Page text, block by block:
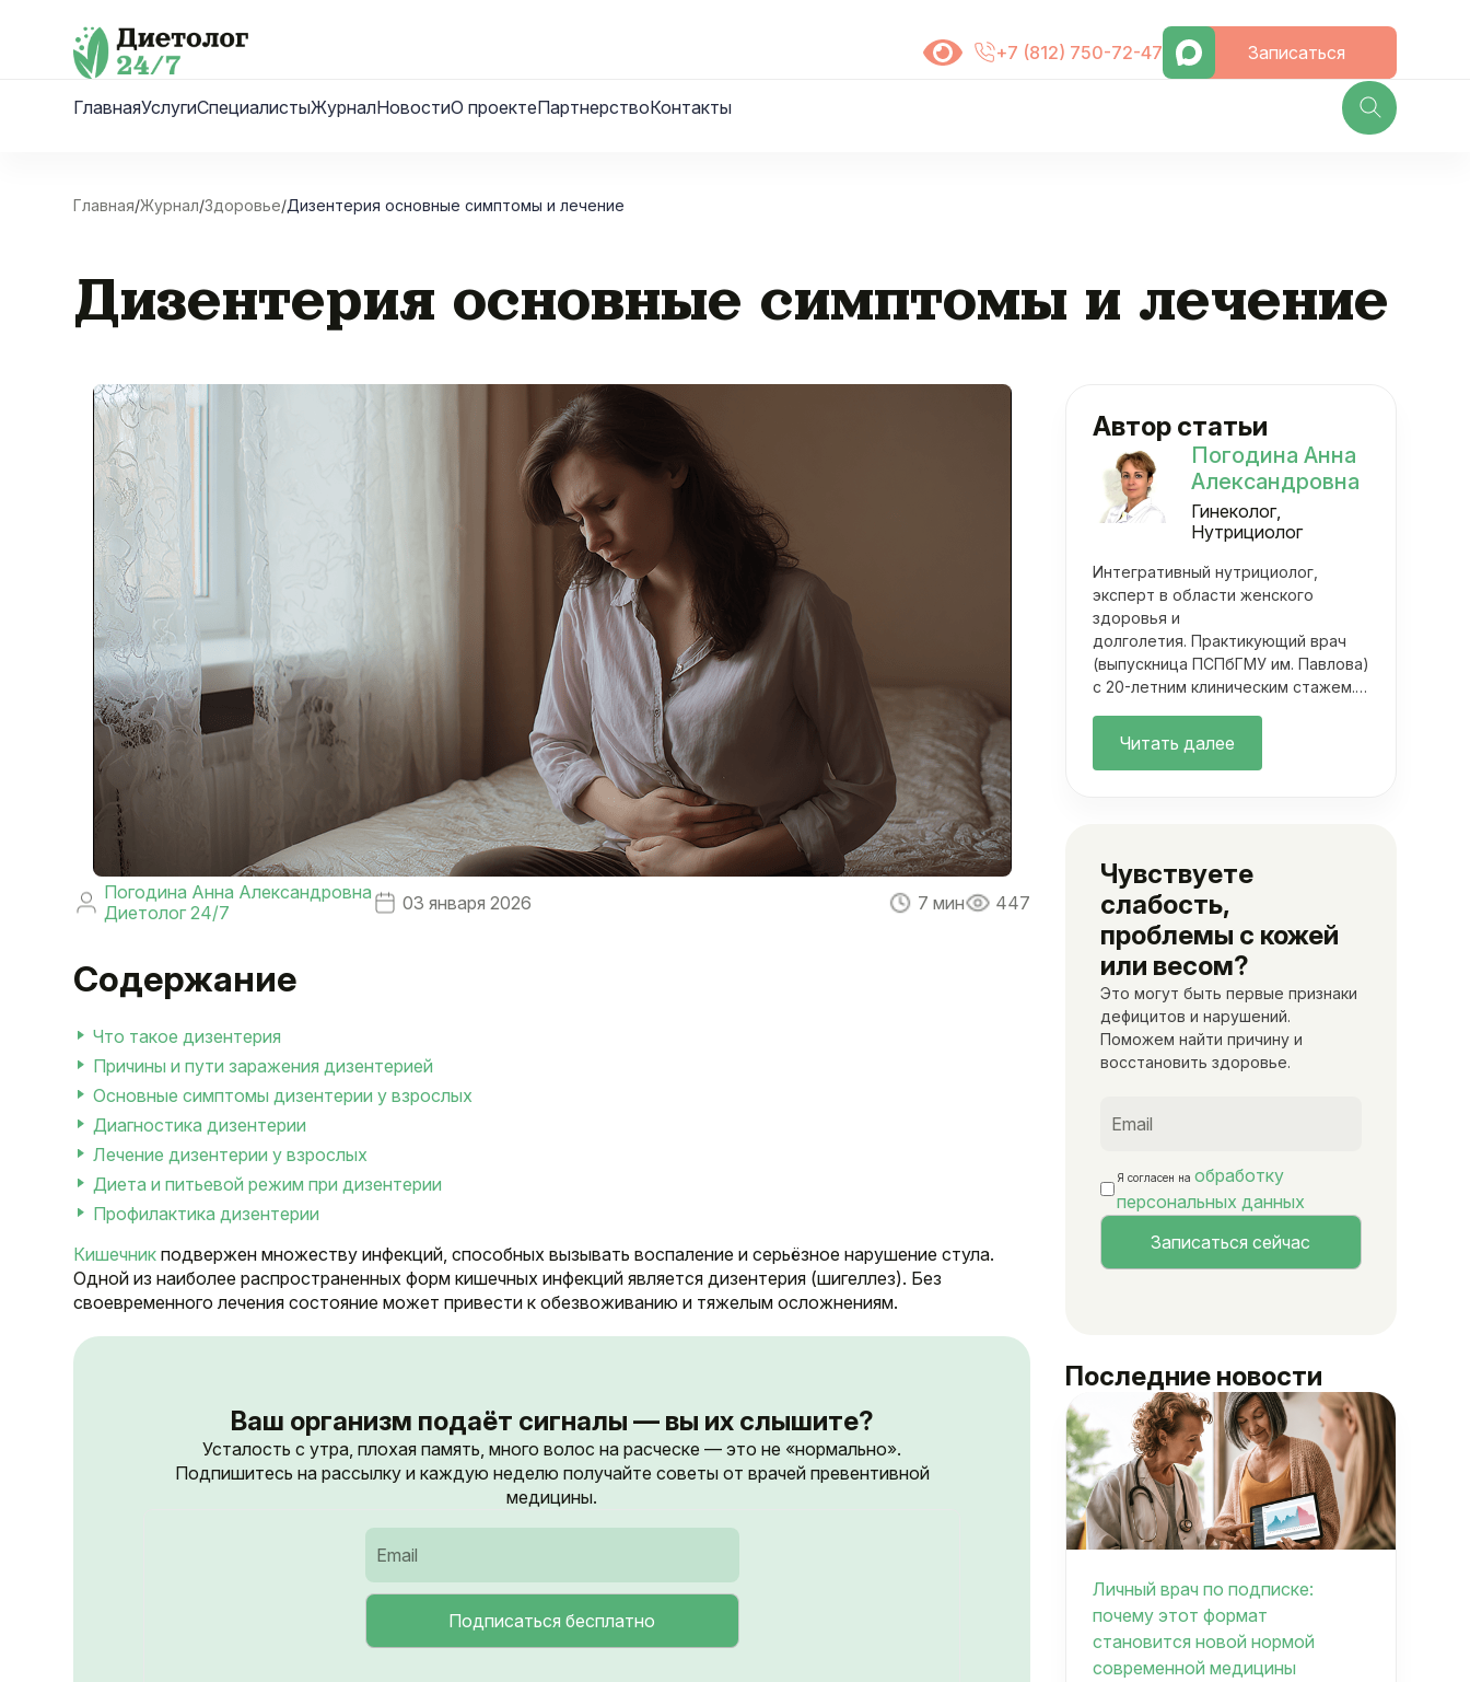
+7 (812) 750-72-47 Записаться
ГлавнаяУслугиСпециалистыЖурналНовостиО проектеПартнерствоКонтакты
Главная/Журнал/Здоровье/Дизентерия основные симптомы и лечение
Дизентерия основные симптомы и лечение
Погодина Анна Александровна
Диетолог 24/7
03 января 2026 7 мин 447
Содержание
Что такое дизентерия
Причины и пути заражения дизентерией
Основные симптомы дизентерии у взрослых
Диагностика дизентерии
Лечение дизентерии у взрослых
Диета и питьевой режим при дизентерии
Профилактика дизентерии
Кишечник подвержен множеству инфекций, способных вызывать воспаление и серьёзное нарушение стула.
Одной из наиболее распространенных форм кишечных инфекций является дизентерия (шигеллез). Без
своевременного лечения состояние может привести к обезвоживанию и тяжелым осложнениям.
Ваш организм подаёт сигналы — вы их слышите?
Усталость с утра, плохая память, много волос на расческе — это не «нормально».
Подпишитесь на рассылку и каждую неделю получайте советы от врачей превентивной
медицины.
Автор статьи
Погодина Анна
Александровна
Гинеколог,
Нутрициолог
Интегративный нутрициолог,
эксперт в области женского
здоровья и
долголетия. Практикующий врач
(выпускница ПСПбГМУ им. Павлова)
с 20-летним клиническим стажем.
медицину с современными
методами нутрициологии. Ее
Читать далее
Чувствуете
слабость,
проблемы с кожей
или весом?
Это могут быть первые признаки
дефицитов и нарушений.
Поможем найти причину и
восстановить здоровье.
Я согласен на обработку
персональных данных
Последние новости
Личный врач по подписке:
почему этот формат
становится новой нормой
современной медицины